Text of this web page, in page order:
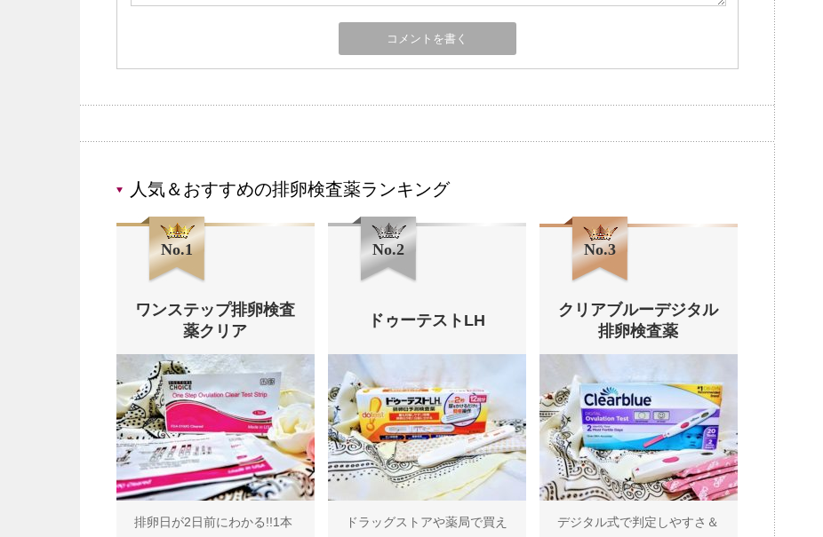
人気＆おすすめの排卵検査薬ランキング
No.1
ワンステップ排卵検査
薬クリア
排卵日が2日前にわかる!!1本
No.2
ドゥーテストLH
ドラッグストアや薬局で買え
No.3
クリアブルーデジタル
排卵検査薬
デジタル式で判定しやすさ＆